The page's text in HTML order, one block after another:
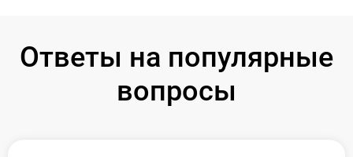
Ответы на популярные
вопросы